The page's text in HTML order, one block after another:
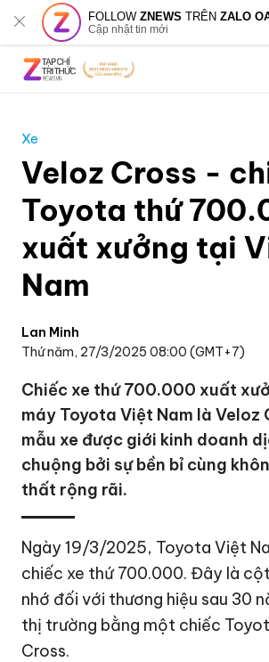
FOLLOWZNEWS TRÊNZALO
Cập nhật tin mới
Xe
Veloz Cross -
Toyota thứ
xuất xưởng tại
Nam
Lan Minh
Thứ năm, 27/3/2025 08:00 (GMT+7)
Chiếc xe thứ 700.000 xuất
máy Toyota Việt Nam là Veloz
mẫu xe được giới kinh doanh
chuộng bởi sự bền bỉ cùng
thất rộng rãi.
Ngày 19/3/2025, Toyota Việt
chiếc xe thứ 700.000. Đây là
nhớ đối với thương hiệu sau 30
thị trường bằng một chiếc
Cross.